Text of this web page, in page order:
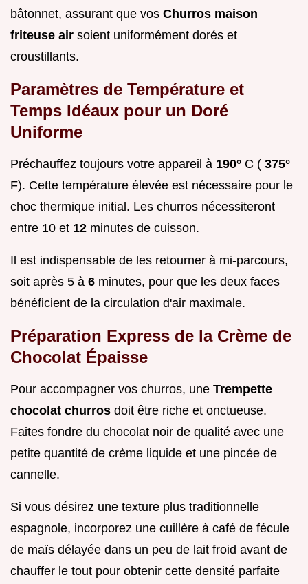
bâtonnet, assurant que vos Churros maison
friteuse air soient uniformément dorés et
croustillants.
Paramètres de Température et
Temps Idéaux pour un Doré
Uniforme
Préchauffez toujours votre appareil à 190° C ( 375°
F). Cette température élevée est nécessaire pour le
choc thermique initial. Les churros nécessiteront
entre 10 et 12 minutes de cuisson.
Il est indispensable de les retourner à mi-parcours,
soit après 5 à 6 minutes, pour que les deux faces
bénéficient de la circulation d'air maximale.
Préparation Express de la Crème de
Chocolat Épaisse
Pour accompagner vos churros, une Trempette
chocolat churros doit être riche et onctueuse.
Faites fondre du chocolat noir de qualité avec une
petite quantité de crème liquide et une pincée de
cannelle.
Si vous désirez une texture plus traditionnelle
espagnole, incorporez une cuillère à café de fécule
de maïs délayée dans un peu de lait froid avant de
chauffer le tout pour obtenir cette densité parfaite